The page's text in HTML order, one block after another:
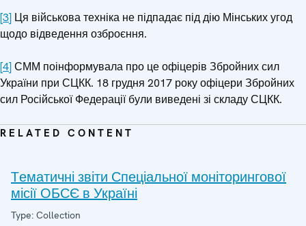
[3] Ця військова техніка не підпадає під дію Мінських угод
щодо відведення озброєння.
[4]СММ поінформувала про це офіцерів Збройних сил
України при СЦКК. 18 грудня 2017 року офіцери Збройних
сил Російської Федерації були виведені зі складу СЦКК.
RELATED CONTENT
Tематичні звіти Спеціальної моніторингової
місії ОБСЄ в Україні
Type: Collection